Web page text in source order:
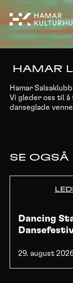
HAMAR
Hamar
Vi gleder oss til å
danseglade
SE OGSÅ
Dancing
29. august